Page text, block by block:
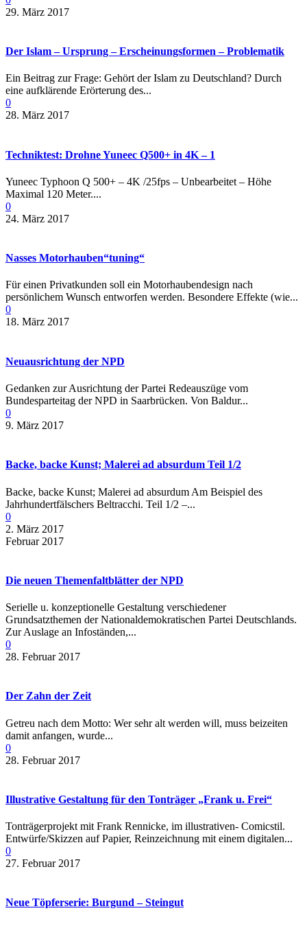
29. März 2017
Der Islam – Ursprung – Erscheinungsformen – Problematik
Ein Beitrag zur Frage: Gehört der Islam zu Deutschland? Durch
eine aufklärende Erörterung des...
0
28. März 2017
Techniktest: Drohne Yuneec Q500+ in 4K – 1
Yuneec Typhoon Q 500+ – 4K /25fps – Unbearbeitet – Höhe
Maximal 120 Meter....
0
24. März 2017
Nasses Motorhauben“tuning“
Für einen Privatkunden soll ein Motorhaubendesign nach
persönlichem Wunsch entworfen werden. Besondere Effekte (wie...
0
18. März 2017
Neuausrichtung der NPD
Gedanken zur Ausrichtung der Partei Redeauszüge vom
Bundesparteitag der NPD in Saarbrücken. Von Baldur...
0
9. März 2017
Backe, backe Kunst; Malerei ad absurdum Teil 1/2
Backe, backe Kunst; Malerei ad absurdum Am Beispiel des
Jahrhundertfälschers Beltracchi. Teil 1/2 –...
0
2. März 2017
Februar 2017
Die neuen Themenfaltblätter der NPD
Serielle u. konzeptionelle Gestaltung verschiedener
Grundsatzthemen der Nationaldemokratischen Partei Deutschlands.
Zur Auslage an Infoständen,...
0
28. Februar 2017
Der Zahn der Zeit
Getreu nach dem Motto: Wer sehr alt werden will, muss beizeiten
damit anfangen, wurde...
0
28. Februar 2017
Illustrative Gestaltung für den Tonträger „Frank u. Frei“
Tonträgerprojekt mit Frank Rennicke, im illustrativen- Comicstil.
Entwürfe/Skizzen auf Papier, Reinzeichnung mit einem digitalen...
0
27. Februar 2017
Neue Töpferserie: Burgund – Steingut